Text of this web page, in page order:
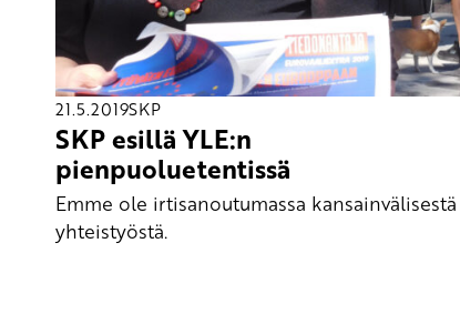
21.5.2019SKP
SKP esillä YLE:n
pienpuoluetentissä
Emme ole irtisanoutumassa kansainvälisestä
yhteistyöstä.